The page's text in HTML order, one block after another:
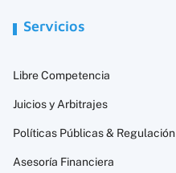
Servicios
Libre Competencia
Juicios y Arbitrajes
Políticas Públicas & Regulación
Asesoría Financiera